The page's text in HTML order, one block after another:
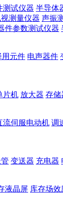
测试仪器 半导体
测量仪器 声振
件参数测试仪器
用元件 电声器件
片机 放大器 存储
流伺服电动机 调
变送器 充电器
液晶屏 库存场效